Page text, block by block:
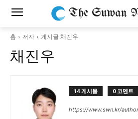
The Suwan
홈 저자 게시글 채진우
채진우
14 게시물 0 코멘트
https://www.swn.kr/